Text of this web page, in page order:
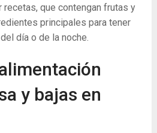
que contengan frutas y
principales para tener
día o de la noche.
y bajas en